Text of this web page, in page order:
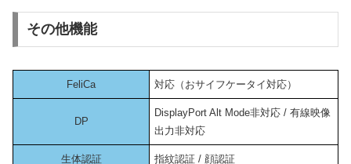
その他機能
FeliCa 対応（おサイフケータイ対応）
DP
DisplayPort Alt Mode非対応 / 有線映像
出力非対応
生体認証 指紋認証 / 顔認証